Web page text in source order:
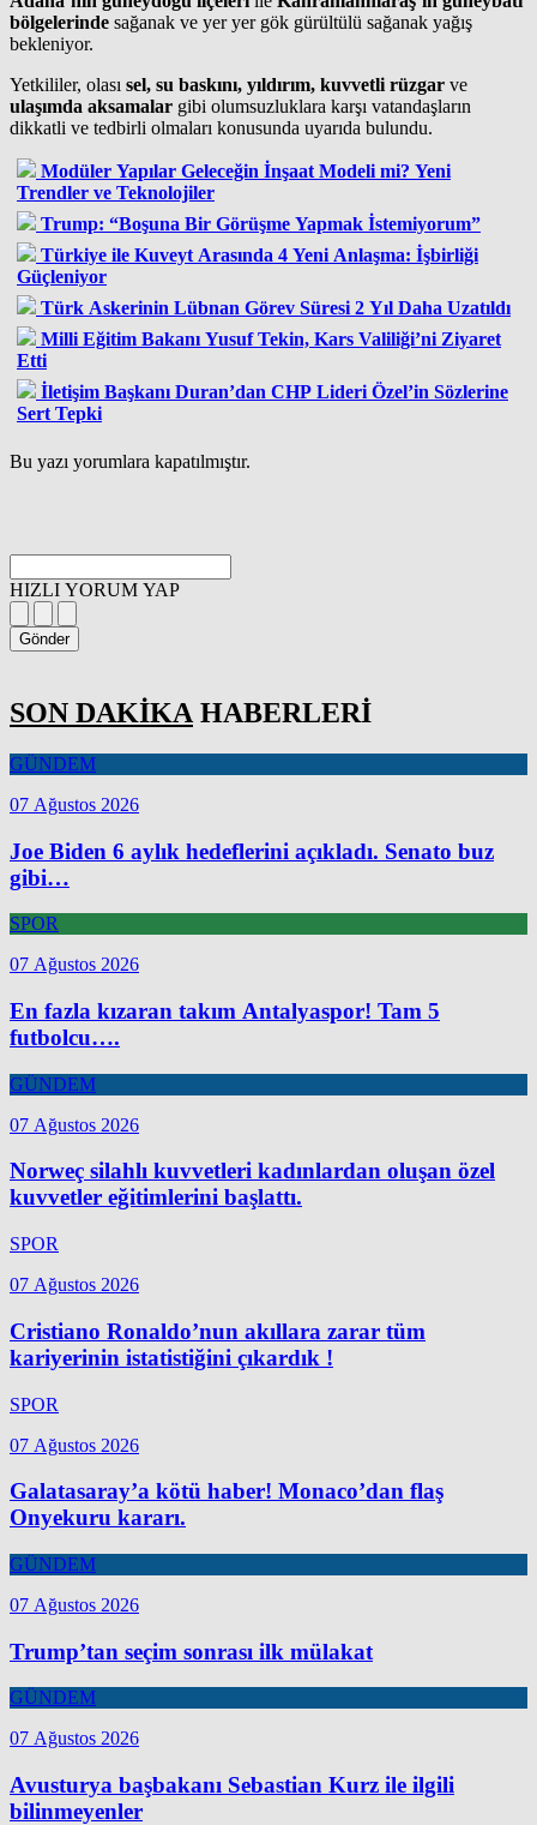
bölgelerinde sağanak ve yer yer gök gürültülü sağanak yağış
bekleniyor.
Yetkililer, olası sel, su baskını, yıldırım, kuvvetli rüzgar ve
ulaşımda aksamalar gibi olumsuzluklara karşı vatandaşların
dikkatli ve tedbirli olmaları konusunda uyarıda bulundu.
Modüler Yapılar Geleceğin İnşaat Modeli mi? Yeni
Trendler ve Teknolojiler
Trump: “Boşuna Bir Görüşme Yapmak İstemiyorum”
Türkiye ile Kuveyt Arasında 4 Yeni Anlaşma: İşbirliği
Güçleniyor
Türk Askerinin Lübnan Görev Süresi 2 Yıl Daha Uzatıldı
Milli Eğitim Bakanı Yusuf Tekin, Kars Valiliği’ni Ziyaret
Etti
İletişim Başkanı Duran’dan CHP Lideri Özel’in Sözlerine
Sert Tepki
Bu yazı yorumlara kapatılmıştır.
HIZLI YORUM YAP
Gönder
SON DAKİKA HABERLERİ
GÜNDEM
07 Ağustos 2026
Joe Biden 6 aylık hedeflerini açıkladı. Senato buz
gibi…
SPOR
07 Ağustos 2026
En fazla kızaran takım Antalyaspor! Tam 5
futbolcu….
GÜNDEM
07 Ağustos 2026
Norweç silahlı kuvvetleri kadınlardan oluşan özel
kuvvetler eğitimlerini başlattı.
SPOR
07 Ağustos 2026
Cristiano Ronaldo’nun akıllara zarar tüm
kariyerinin istatistiğini çıkardık !
SPOR
07 Ağustos 2026
Galatasaray’a kötü haber! Monaco’dan flaş
Onyekuru kararı.
GÜNDEM
07 Ağustos 2026
Trump’tan seçim sonrası ilk mülakat
GÜNDEM
07 Ağustos 2026
Avusturya başbakanı Sebastian Kurz ile ilgili
bilinmeyenler